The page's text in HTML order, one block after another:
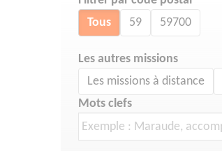
Tous 59 59700
Les autres missions
Les missions à distance
Mots clefs